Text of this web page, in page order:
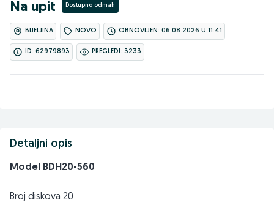
Na upit Dostupno odmah
BIJELJINA NOVO OBNOVLJEN: 06.08.2026 U 11:41
ID: 62979893 PREGLEDI: 3233
Detaljni opis
Model BDH20-560
Broj diskova 20